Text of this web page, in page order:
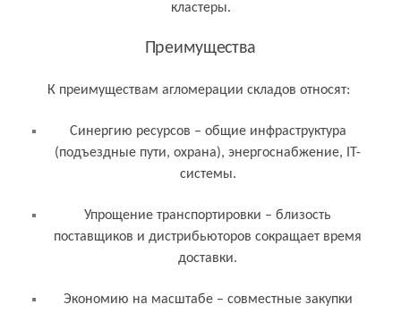
кластеры.
Преимущества
К преимуществам агломерации складов относят:
Синергию ресурсов – общие инфраструктура
(подъездные пути, охрана), энергоснабжение, IT-
системы.
Упрощение транспортировки – близость
поставщиков и дистрибьюторов сокращает время
доставки.
Экономию на масштабе – совместные закупки